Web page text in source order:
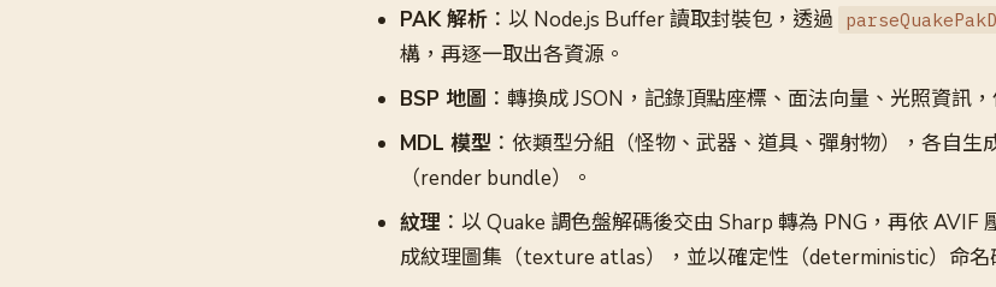
PAK 解析 ：以 Node.js Buffer 讀取封裝包，透過
構，再逐一取出各資源。
BSP 地圖 ：轉換成 JSON，記錄頂點座標、面法向量、光照資訊
MDL 模型 ：依類型分組（怪物、武器、道具、彈射物），各自生
（render bundle）。
紋理 ：以 Quake 調色盤解碼後交由 Sharp 轉為 PNG，再依 AVIF
成紋理圖集（texture atlas），並以確定性（deterministic）命名